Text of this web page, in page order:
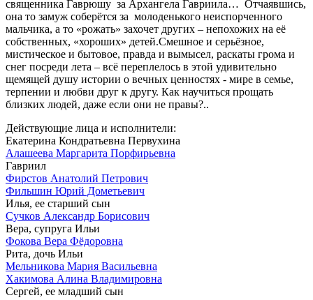
священника Гаврюшу за Архангела Гавриила… Отчаявшись,
она то замуж соберётся за молоденького неиспорченного
мальчика, а то «рожать» захочет других – непохожих на её
собственных, «хороших» детей.Смешное и серьёзное,
мистическое и бытовое, правда и вымысел, раскаты грома и
снег посреди лета – всё переплелось в этой удивительно
щемящей душу истории о вечных ценностях - мире в семье,
терпении и любви друг к другу. Как научиться прощать
близких людей, даже если они не правы?..
Действующие лица и исполнители:
Екатерина Кондратьевна Первухина
Алашеева Маргарита Порфирьевна
Гавриил
Фирстов Анатолий Петрович
Фильшин Юрий Дометьевич
Илья, ее старший сын
Сучков Александр Борисович
Вера, супруга Ильи
Фокова Вера Фёдоровна
Рита, дочь Ильи
Мельникова Мария Васильевна
Хакимова Алина Владимировна
Сергей, ее младший сын